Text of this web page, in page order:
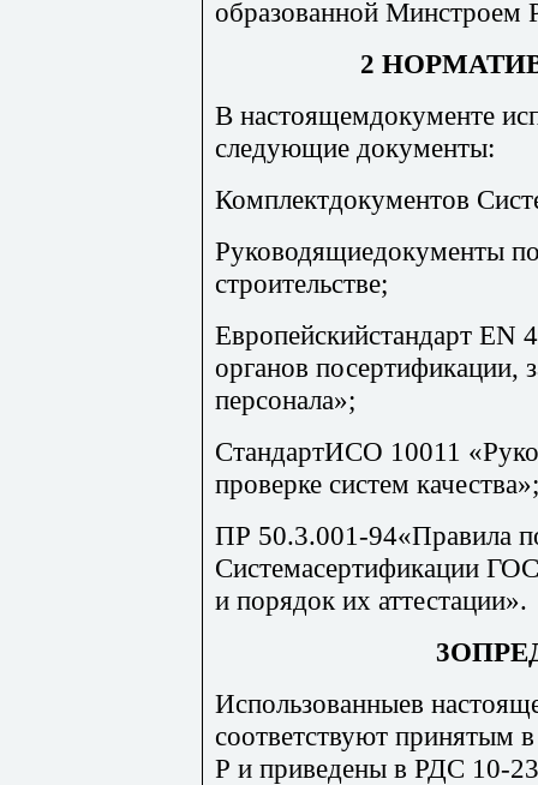
образованной Минстроем
2
В настоящемдокументе
следующие документы:
Комплектдокументов
Руководящиедокументы
строительстве;
Европейскийстандарт
органов посертификации,
персонала»;
СтандартИСО 10011
проверке систем качества»;
ПР 50.3.001-94«Правила
Системасертификации
и порядок их аттестации».
Использованныев
соответствуют принятым
Р и приведены в РДС 10-